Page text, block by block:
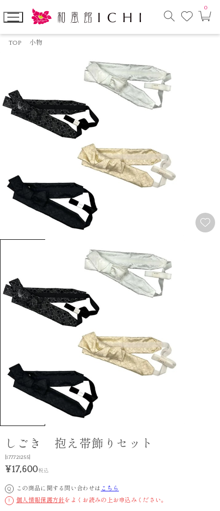
ル
お
入
ペ
0
TOP 小物
しごき 抱え帯飾りセット
[177721255]
¥17,600税込
Q この商品に関する問い合わせは こちら
! 個人情報保護方針をよくお読みの上お申込みください。